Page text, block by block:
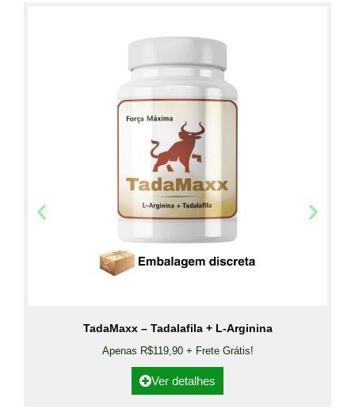
TadaMaxx – Tadalafila + L-Arginina
Apenas R$119,90 + Frete Grátis!
Ver detalhes